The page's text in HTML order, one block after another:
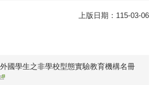
上版日期：115-03-06
國學生之非學校型態實驗教育機構名冊